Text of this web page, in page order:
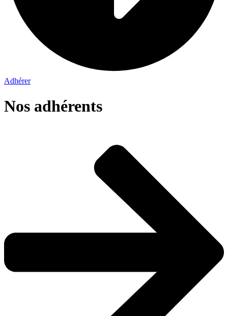
Adhérer
Nos adhérents